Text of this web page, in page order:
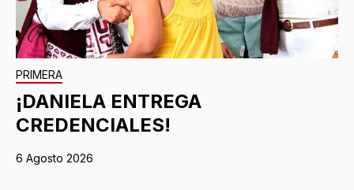
PRIMERA
¡DANIELA ENTREGA
CREDENCIALES!
6 Agosto 2026